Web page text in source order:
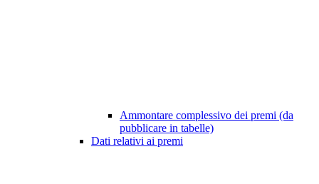
Ammontare complessivo dei premi (da
pubblicare in tabelle)
Dati relativi ai premi